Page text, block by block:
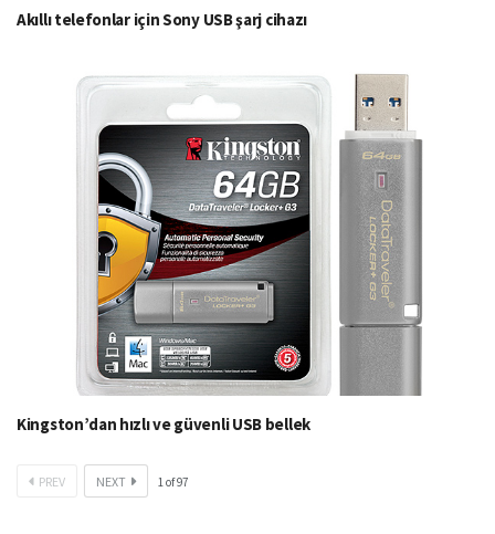
Akıllı telefonlar için Sony USB şarj cihazı
Kingston’dan hızlı ve güvenli USB bellek
PREV NEXT 1 of97